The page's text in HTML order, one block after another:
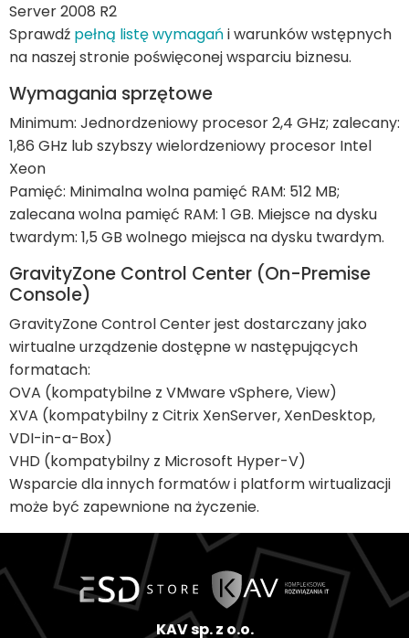
Server 2008 R2
Sprawdź pełną listę wymagańi warunków wstępnych
na naszej stronie poświęconej wsparciu biznesu.
Wymagania sprzętowe
Minimum: Jednordzeniowy procesor 2,4 GHz; zalecany:
1,86 GHz lub szybszy wielordzeniowy procesor Intel
Xeon
Pamięć: Minimalna wolna pamięć RAM: 512 MB;
zalecana wolna pamięć RAM: 1 GB. Miejsce na dysku
twardym: 1,5 GB wolnego miejsca na dysku twardym.
GravityZone Control Center (On-Premise
Console)
GravityZone Control Center jest dostarczany jako
wirtualne urządzenie dostępne w następujących
formatach:
OVA (kompatybilne z VMware vSphere, View)
XVA (kompatybilny z Citrix XenServer, XenDesktop,
VDI-in-a-Box)
VHD (kompatybilny z Microsoft Hyper-V)
Wsparcie dla innych formatów i platform wirtualizacji
może być zapewnione na życzenie.
KAV sp. z o.o.